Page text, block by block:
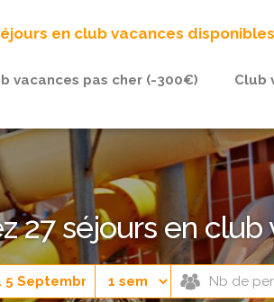
en club vacances disponibles
vacances pas cher (-300€)
Club
27 séjours en club